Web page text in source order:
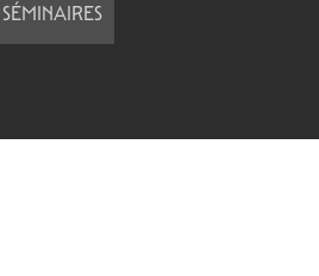
SÉMINAIRES